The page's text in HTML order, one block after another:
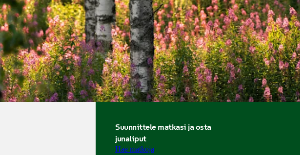
Suunnittele matkasi ja osta
junaliput
Hae matkoja